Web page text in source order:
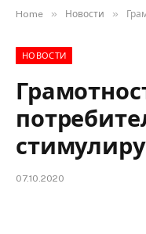
Home » Новости »
НОВОСТИ
07.10.2020